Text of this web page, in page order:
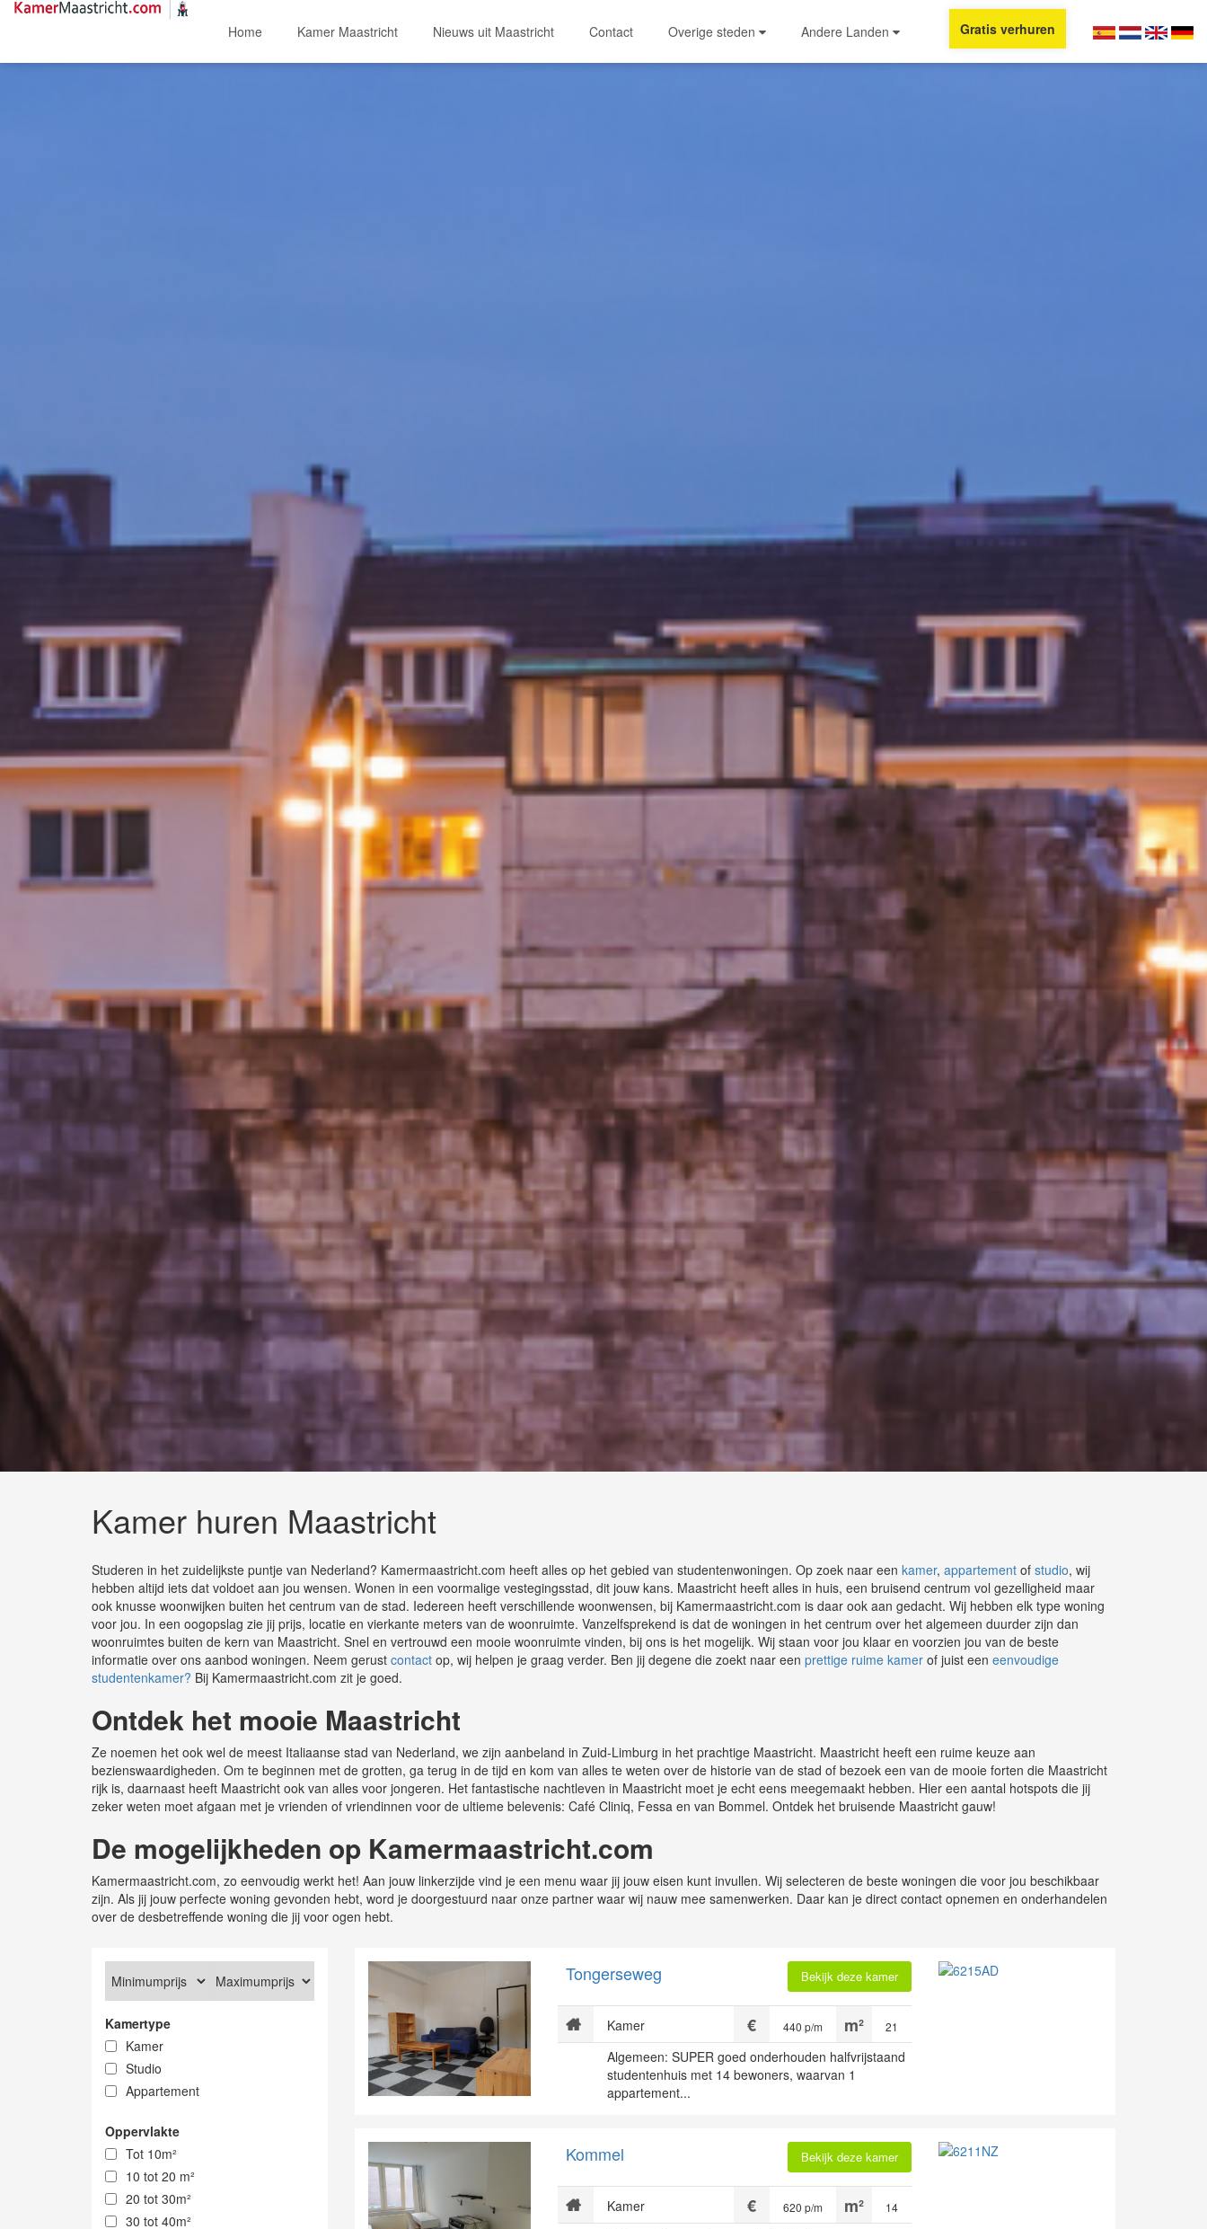
Home Kamer Maastricht Nieuws uit Maastricht Contact Overige steden Andere Landen Gratis verhuren
Kamer huren Maastricht
Studeren in het zuidelijkste puntje van Nederland? Kamermaastricht.com heeft alles op het gebied van studentenwoningen. Op zoek naar een kamer, appartement of studio, wij
hebben altijd iets dat voldoet aan jou wensen. Wonen in een voormalige vestegingsstad, dit jouw kans. Maastricht heeft alles in huis, een bruisend centrum vol gezelligheid maar
ook knusse woonwijken buiten het centrum van de stad. Iedereen heeft verschillende woonwensen, bij Kamermaastricht.com is daar ook aan gedacht. Wij hebben elk type woning
voor jou. In een oogopslag zie jij prijs, locatie en vierkante meters van de woonruimte. Vanzelfsprekend is dat de woningen in het centrum over het algemeen duurder zijn dan
woonruimtes buiten de kern van Maastricht. Snel en vertrouwd een mooie woonruimte vinden, bij ons is het mogelijk. Wij staan voor jou klaar en voorzien jou van de beste
informatie over ons aanbod woningen. Neem gerust contact op, wij helpen je graag verder. Ben jij degene die zoekt naar een prettige ruime kamer of juist een eenvoudige
studentenkamer? Bij Kamermaastricht.com zit je goed.
Ontdek het mooie Maastricht
Ze noemen het ook wel de meest Italiaanse stad van Nederland, we zijn aanbeland in Zuid-Limburg in het prachtige Maastricht. Maastricht heeft een ruime keuze aan
bezienswaardigheden. Om te beginnen met de grotten, ga terug in de tijd en kom van alles te weten over de historie van de stad of bezoek een van de mooie forten die Maastricht
rijk is, daarnaast heeft Maastricht ook van alles voor jongeren. Het fantastische nachtleven in Maastricht moet je echt eens meegemaakt hebben. Hier een aantal hotspots die jij
zeker weten moet afgaan met je vrienden of vriendinnen voor de ultieme belevenis: Café Cliniq, Fessa en van Bommel. Ontdek het bruisende Maastricht gauw!
De mogelijkheden op Kamermaastricht.com
Kamermaastricht.com, zo eenvoudig werkt het! Aan jouw linkerzijde vind je een menu waar jij jouw eisen kunt invullen. Wij selecteren de beste woningen die voor jou beschikbaar
zijn. Als jij jouw perfecte woning gevonden hebt, word je doorgestuurd naar onze partner waar wij nauw mee samenwerken. Daar kan je direct contact opnemen en onderhandelen
over de desbetreffende woning die jij voor ogen hebt.
Kamertype
Kamer
Studio
Appartement
Oppervlakte
Tot 10m²
10 tot 20 m²
20 tot 30m²
30 tot 40m²
Tongerseweg Bekijk deze kamer
Kamer 21
440 p/m
Algemeen: SUPER goed onderhouden halfvrijstaand
studentenhuis met 14 bewoners, waarvan 1
appartement...
Kommel Bekijk deze kamer
Kamer 14
620 p/m